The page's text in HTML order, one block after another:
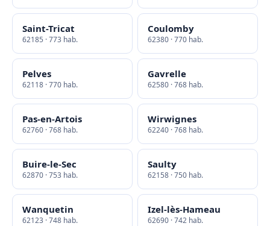
Saint-Tricat
62185 · 773 hab.
Coulomby
62380 · 770 hab.
Pelves
62118 · 770 hab.
Gavrelle
62580 · 768 hab.
Pas-en-Artois
62760 · 768 hab.
Wirwignes
62240 · 768 hab.
Buire-le-Sec
62870 · 753 hab.
Saulty
62158 · 750 hab.
Wanquetin
62123 · 748 hab.
Izel-lès-Hameau
62690 · 742 hab.